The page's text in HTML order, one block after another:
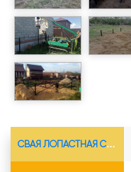
СВАЯ ЛОПАСТНАЯ СВС-Ø73*5.5